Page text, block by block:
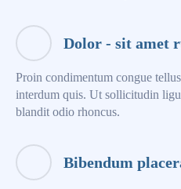
Dolor - sit amet
Proin condimentum congue
interdum quis. Ut sollicitudin
blandit odio rhoncus.
Bibendum